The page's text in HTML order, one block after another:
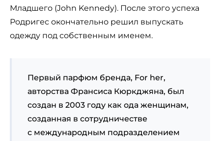
Младшего (John Kennedy). После этого успеха
Родригес окончательно решил выпускать
одежду под собственным именем.
Первый парфюм бренда, For her,
авторства Франсиса Кюркджяна, был
создан в 2003 году как ода женщинам,
созданная в сотрудничестве
с международным подразделением